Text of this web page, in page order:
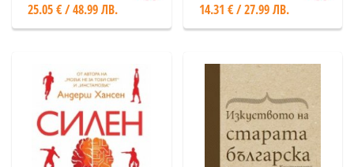
25.05 € / 48.99 ЛВ. 14.31 € / 27.99 ЛВ.